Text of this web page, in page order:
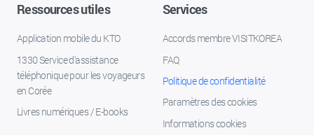
Ressources utiles
Application mobile du KTO
1330 Service d'assistance
téléphonique pour les voyageurs
en Corée
Livres numériques / E-books
Services
Accords membre VISITKOREA
FAQ
Politique de confidentialité
Paramètres des cookies
Informations cookies